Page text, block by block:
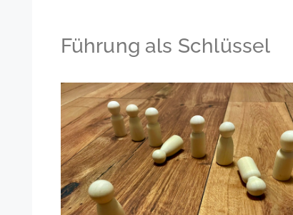
Führung als Schlüssel